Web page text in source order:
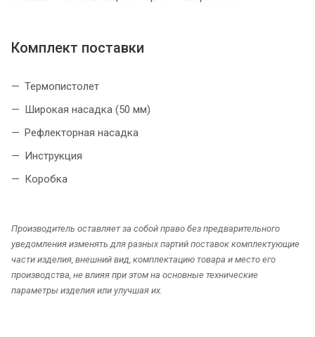
Комплект поставки
Термопистолет
Широкая насадка (50 мм)
Рефлекторная насадка
Инструкция
Коробка
Производитель оставляет за собой право без предварительного
уведомления изменять для разных партий поставок комплектующие
части изделия, внешний вид, комплектацию товара и место его
производства, не влияя при этом на основные технические
параметры изделия или улучшая их.